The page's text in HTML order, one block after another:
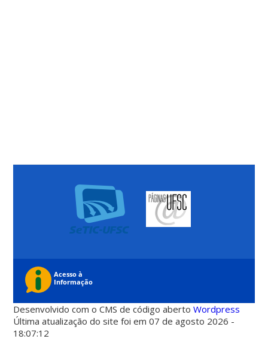
Desenvolvido com o CMS de código abertoWordpress
Última atualização do site foi em 07 de agosto 2026 -
18:07:12